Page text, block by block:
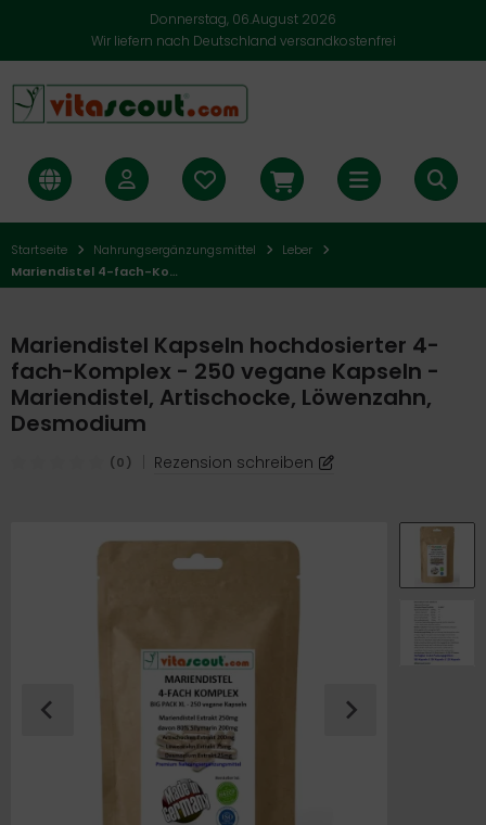
Donnerstag, 06.August 2026
Wir liefern nach Deutschland versandkostenfrei
Startseite Nahrungsergänzungsmittel
Leber
Mariendistel 4-fach-Komplex Kapseln - hochdosiert 250 vegane Kapseln für 8 Monate: Mariendistel, Artischocke, Löwenzahn, Desmodium - Leberfunktion - 200 mg Silymarin pro Tag
Mariendistel Kapseln hochdosierter 4-
fach-Komplex - 250 vegane Kapseln -
Mariendistel, Artischocke, Löwenzahn,
Desmodium
(0) Rezension schreiben